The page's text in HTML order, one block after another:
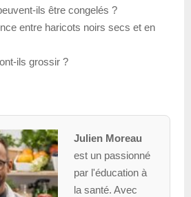
ils être congelés ?
entre haricots noirs secs et en
ils grossir ?
Julien Moreau
est un passionné
par l'éducation à
la santé. Avec